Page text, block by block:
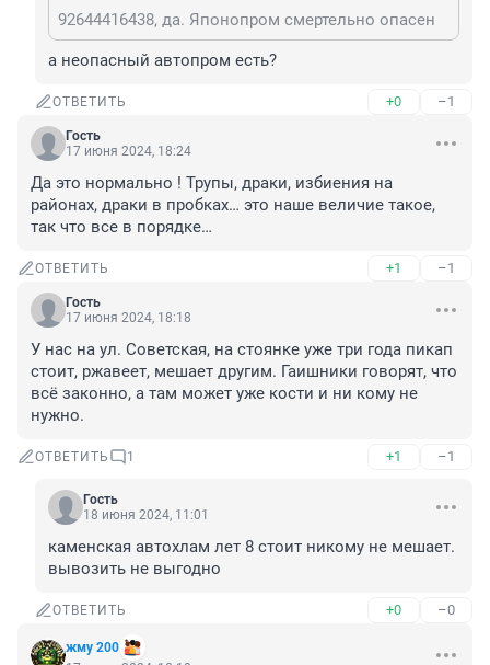
92644416438, да. Японопром смертельно опасен
а неопасный автопром есть?
ОТВЕТИТЬ +0 –1
Гость
17 июня 2024, 18:24
Да это нормально ! Трупы, драки, избиения на
районах, драки в пробках… это наше величие такое,
так что все в порядке…
ОТВЕТИТЬ +1 –1
Гость
17 июня 2024, 18:18
У нас на ул. Советская, на стоянке уже три года пикап
стоит, ржавеет, мешает другим. Гаишники говорят, что
всё законно, а там может уже кости и ни кому не
нужно.
ОТВЕТИТЬ 1 +1 –1
Гость
18 июня 2024, 11:01
каменская автохлам лет 8 стоит никому не мешает.
вывозить не выгодно
ОТВЕТИТЬ +0 –0
жму 200